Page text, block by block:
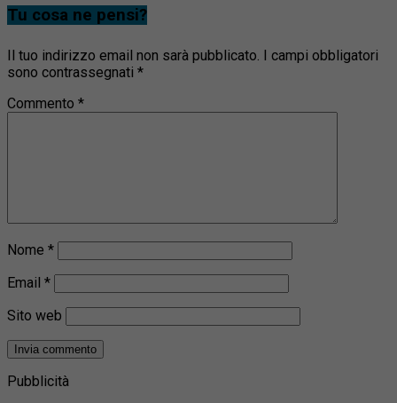
Tu cosa ne pensi?
Il tuo indirizzo email non sarà pubblicato.
I campi obbligatori
sono contrassegnati *
Commento *
Nome *
Email *
Sito web
Pubblicità